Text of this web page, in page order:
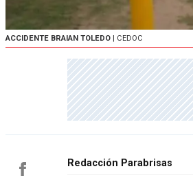
ACCIDENTE BRAIAN TOLEDO | CEDOC
Redacción Parabrisas